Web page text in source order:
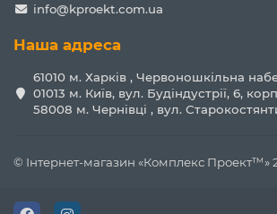
info@kproekt.com.ua
Наша адреса
61010 м. Харків , Червоношкільна
01013 м. Київ, вул. Будіндустрії, 6,
58008 м. Чернівці , вул.
© Інтернет-магазин «Комплекс Проект™»